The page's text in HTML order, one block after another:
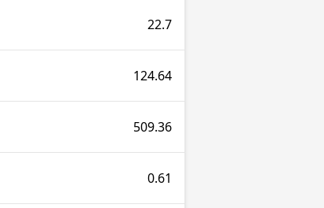
22.7
124.64
509.36
0.61